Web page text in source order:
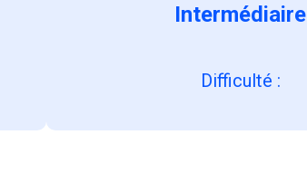
Intermédiaire
Difficulté :